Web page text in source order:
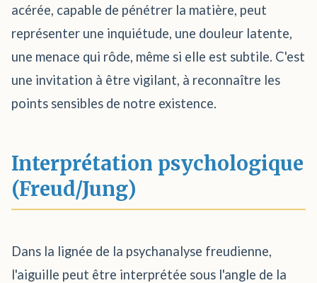
acérée, capable de pénétrer la matière, peut
représenter une inquiétude, une douleur latente,
une menace qui rôde, même si elle est subtile. C'est
une invitation à être vigilant, à reconnaître les
points sensibles de notre existence.
Interprétation psychologique
(Freud/Jung)
Dans la lignée de la psychanalyse freudienne,
l'aiguille peut être interprétée sous l'angle de la